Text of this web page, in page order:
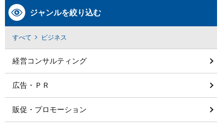
ジャンルを絞り込む
すべて ビジネス
経営コンサルティング
広告・ＰＲ
販促・プロモーション